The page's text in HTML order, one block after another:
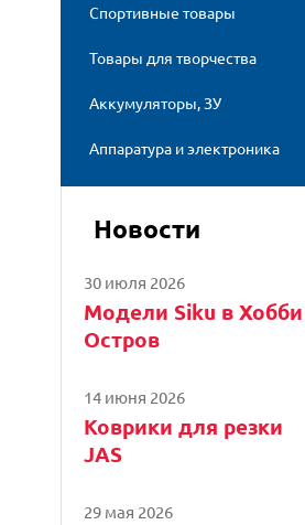
Спортивные товары
Товары для творчества
Аккумуляторы, ЗУ
Аппаратура и электроника
Новости
30 июля 2026
Модели Siku в Хобби
Остров
14 июня 2026
Коврики для резки
JAS
29 мая 2026